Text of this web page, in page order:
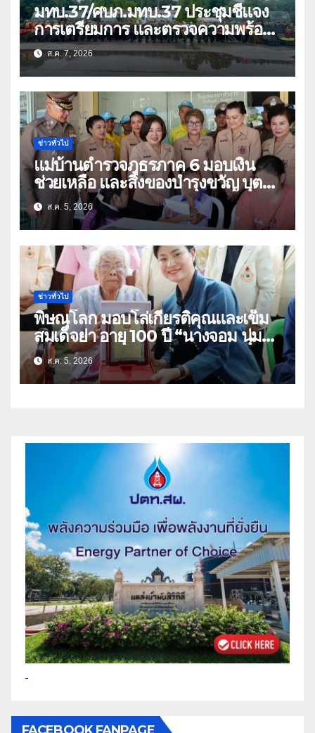
มทบ.37/ศบภ.มทบ.37 ประชุมชี้แจง
การเตรียมการ และตรวจความพร้อม
ด้านการบรรเทาสาธารณภัย
ส.ค. 7, 2026
ข่าวทั่วไป
แม่บ้านตำรวจภูธรภาค 6 มอบเงิน
ช่วยเหลือ และสิ่งของบำรุงขวัญ บุตร-
ธิดา ข้าราชการตำรวจจังหวัด
อุทัยธานี
ส.ค. 5, 2026
ข่าวทั่วไป
พิษณุโลก มอบโล่เกียรติคุณและเข็ม
สมเด็จย่า อายุ 100 ปี “นางจอม นุ่ม
เนตร” ตำบลบ้านกร่าง อำเภอเมือง
ส.ค. 5, 2026